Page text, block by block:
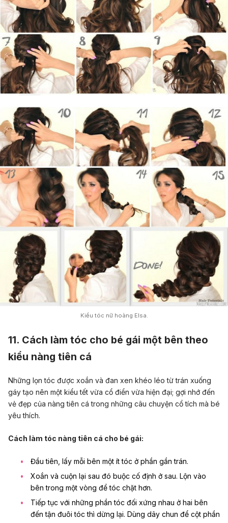
Kiểu tóc nữ hoàng Elsa.
11. Cách làm tóc cho bé gái một bên theo
kiểu nàng tiên cá
Những lọn tóc được xoắn và đan xen khéo léo từ trán xuống
gáy tạo nên một kiểu tết vừa cổ điển vừa hiện đại; gợi nhớ đến
vẻ đẹp của nàng tiên cá trong những câu chuyện cổ tích mà bé
yêu thích.
Cách làm tóc nàng tiên cá cho bé gái:
Đầu tiên, lấy mỗi bên một ít tóc ở phần gần trán.
Xoắn và cuộn lại sau đó buộc cố định ở sau. Lộn vào
bên trong một vòng để tóc chặt hơn.
Tiếp tục với những phần tóc đối xứng nhau ở hai bên
đến tận đuôi tóc thì dừng lại. Dùng dây chun để cột phần